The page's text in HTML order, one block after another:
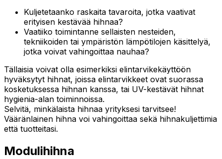
Kuljetetaanko raskaita tavaroita, jotka vaativat
erityisen kestävää hihnaa?
Vaatiiko toimintanne sellaisten nesteiden,
tekniikoiden tai ympäristön lämpötilojen käsittelyä,
jotka voivat vahingoittaa nauhaa?
Tällaisia voivat olla esimerkiksi elintarvikekäyttöön
hyväksytyt hihnat, joissa elintarvikkeet ovat suorassa
kosketuksessa hihnan kanssa, tai UV-kestävät hihnat
hygienia-alan toiminnoissa.
Selvitä, minkälaista hihnaa yrityksesi tarvitsee!
Vääränlainen hihna voi vahingoittaa sekä hihnakuljettimia
että tuotteitasi.
Modulihihna